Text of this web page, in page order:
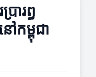
ារព្ធ
ៅកម្ពុជា